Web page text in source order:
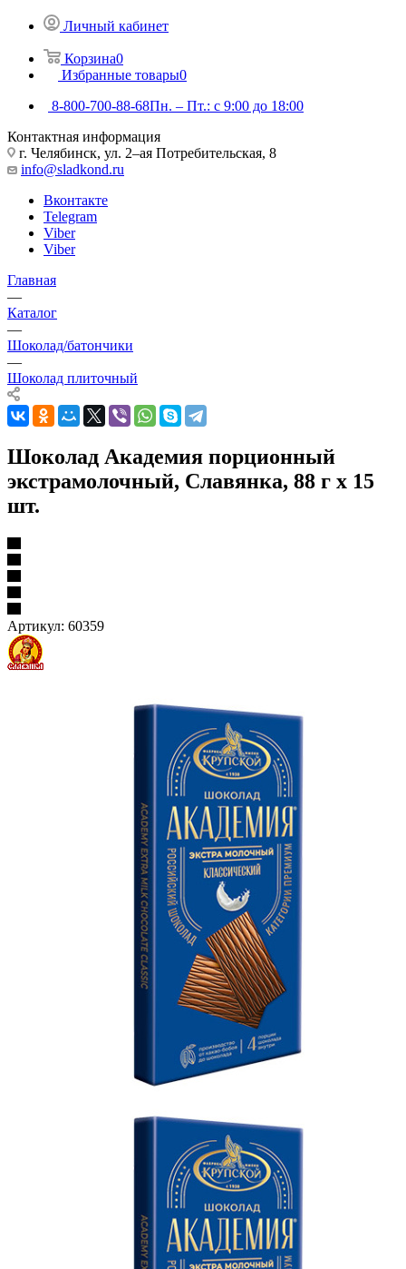
Личный кабинет
Корзина0
Избранные товары0
8-800-700-88-68Пн. – Пт.: с 9:00 до 18:00
Контактная информация
г. Челябинск, ул. 2–ая Потребительская, 8
info@sladkond.ru
Вконтакте
Telegram
Viber
Viber
Главная
—
Каталог
—
Шоколад/батончики
—
Шоколад плиточный
Шоколад Академия порционный
экстрамолочный, Славянка, 88 г х 15
шт.
Артикул: 60359